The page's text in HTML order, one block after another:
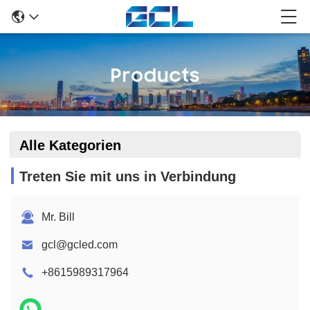
Alle Kategorien
Treten Sie mit uns in Verbindung
Mr. Bill
gcl@gcled.com
+8615989317964